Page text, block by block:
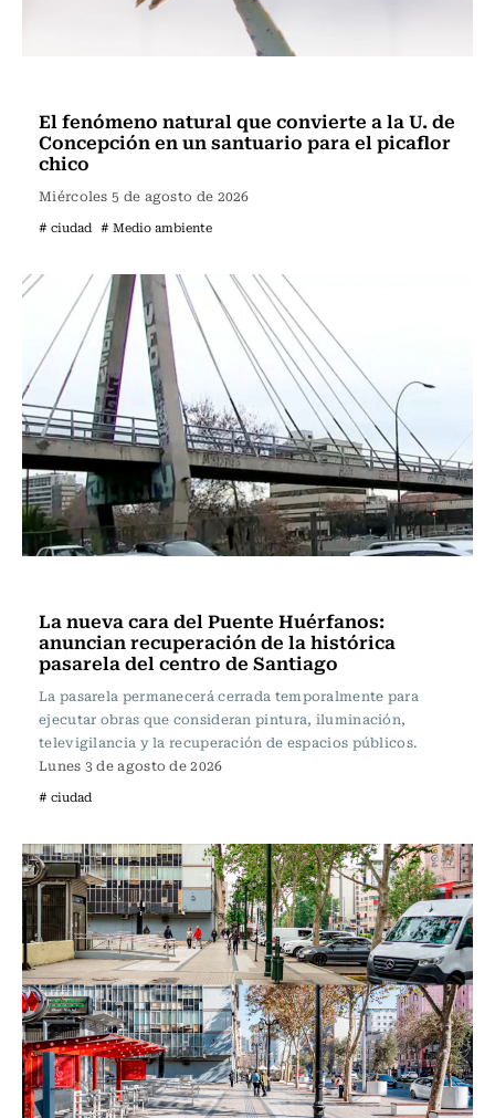
El fenómeno natural que convierte a la U. de
Concepción en un santuario para el picaflor
chico
Miércoles 5 de agosto de 2026
# ciudad # Medio ambiente
La nueva cara del Puente Huérfanos:
anuncian recuperación de la histórica
pasarela del centro de Santiago
La pasarela permanecerá cerrada temporalmente para
ejecutar obras que consideran pintura, iluminación,
televigilancia y la recuperación de espacios públicos.
Lunes 3 de agosto de 2026
# ciudad